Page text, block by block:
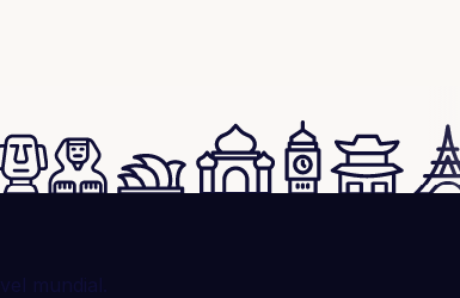
mundial.